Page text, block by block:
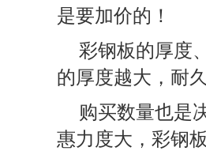
是要加价的！
彩钢板的厚度
的厚度越大，耐
购买数量也是
惠力度大，彩钢